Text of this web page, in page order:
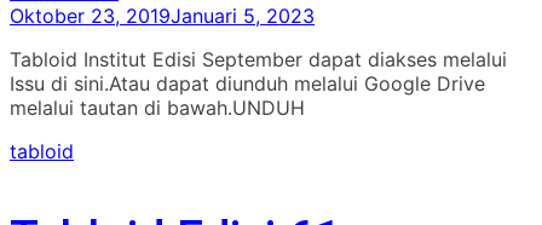
Oktober 23, 2019Januari 5, 2023
Tabloid Institut Edisi September dapat diakses melalui
Issu di sini.Atau dapat diunduh melalui Google Drive
melalui tautan di bawah.UNDUH
tabloid